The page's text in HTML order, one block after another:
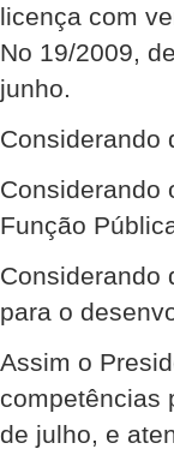
licença com
No 19/2009,
junho.
Considerando
Considerando
Função
Considerando
para o
Assim o
competências
de julho, e